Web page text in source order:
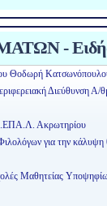
-
Θοδωρή
Διεύθυνση Α/
Ακρωτηρίου
για την κάλυψη
Μαθητείας